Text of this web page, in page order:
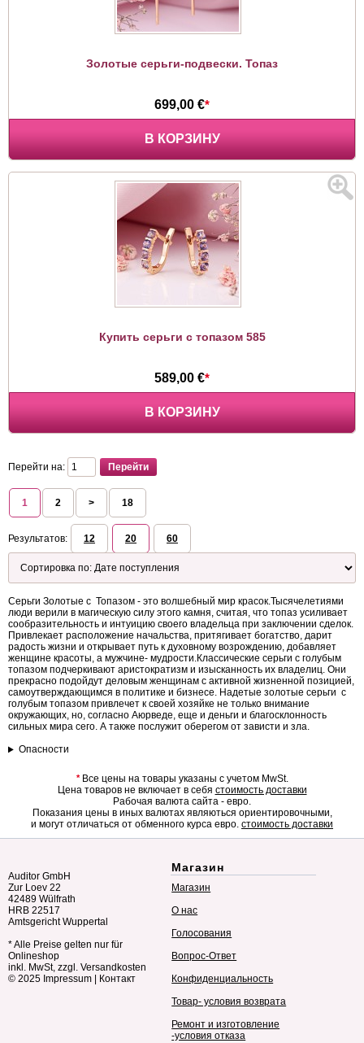
Золотые серьги-подвески. Топаз
699,00 €*
В КОРЗИНУ
Купить серьги с топазом 585
589,00 €*
В КОРЗИНУ
Перейти на:
1 2 > 18
Результатов: 12 20 60
Серьги Золотые с Топазом - это волшебный мир красок.Тысячелетиями
люди верили в магическую силу этого камня, считая, что топаз усиливает
сообразительность и интуицию своего владельца при заключении сделок.
Привлекает расположение начальства, притягивает богатство, дарит
радость жизни и открывает путь к духовному возрождению, добавляет
женщине красоты, а мужчине- мудрости.Классические серьги с голубым
топазом подчеркивают аристократизм и изысканность их владелиц. Они
прекрасно подойдут деловым женщинам с активной жизненной позицией,
самоутверждающимся в политике и бизнесе. Надетые золотые серьги с
голубым топазом привлечет к своей хозяйке не только внимание
окружающих, но, согласно Аюрведе, еще и деньги и благосклонность
сильных мира сего. А также послужит оберегом от зависти и зла.
Опасности
*Все цены на товары указаны с учетом MwSt.
Цена товаров не включает в себя стоимость доставки
Рабочая валюта сайта - евро.
Показания цены в иных валютах являються ориентировочными,
и могут отличаться от обменного курса евро. стоимость доставки
Auditor GmbH
Zur Loev 22
42489 Wülfrath
HRB 22517
Amtsgericht Wuppertal
* Alle Preise gelten nur für
Onlineshop
inkl. MwSt, zzgl. Versandkosten
© 2025 Impressum Контакт
Магазин
Магазин
О нас
Голосования
Вопрос-Ответ
Конфиденциальность
Товар- условия возврата
Ремонт и изготовление
-условия отказа